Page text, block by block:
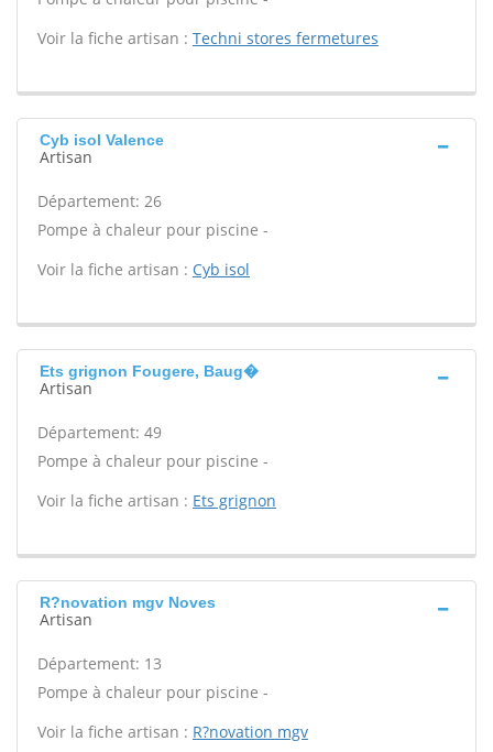
Voir la fiche artisan : Techni stores fermetures
Cyb isol Valence
Artisan
Département: 26
Pompe à chaleur pour piscine -
Voir la fiche artisan : Cyb isol
Ets grignon Fougere, Baug�
Artisan
Département: 49
Pompe à chaleur pour piscine -
Voir la fiche artisan : Ets grignon
R?novation mgv Noves
Artisan
Département: 13
Pompe à chaleur pour piscine -
Voir la fiche artisan : R?novation mgv